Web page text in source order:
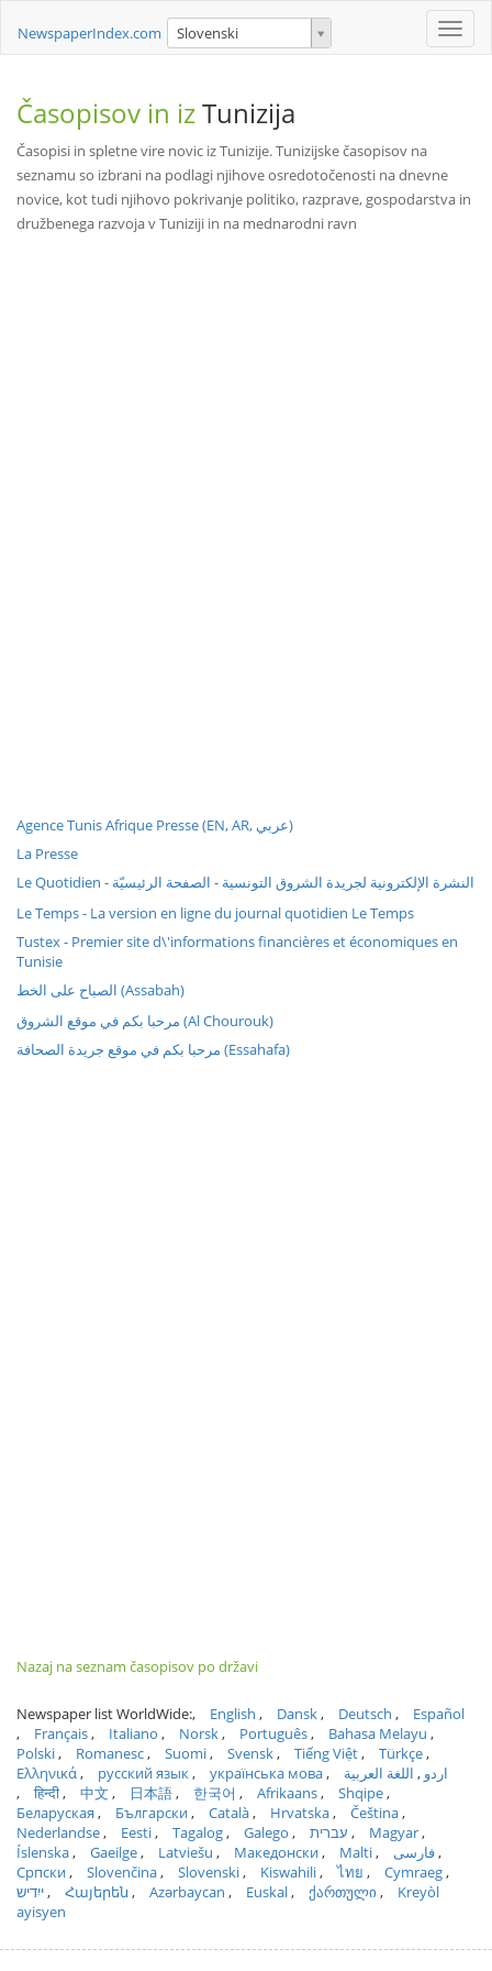
Toggle
NewspaperIndex.com Slovenski
Časopisov in izTunizija
Časopisi in spletne vire novic iz Tunizije. Tunizijske časopisov na
seznamu so izbrani na podlagi njihove osredotočenosti na dnevne
novice, kot tudi njihovo pokrivanje politiko, razprave, gospodarstva in
družbenega razvoja v Tuniziji in na mednarodni ravn
Agence Tunis Afrique Presse (EN, AR, عربي)
La Presse
Le Quotidien - النشرة الإلكترونية لجريدة الشروق التونسية - الصفحة الرئيسيّة
Le Temps - La version en ligne du journal quotidien Le Temps
Tustex - Premier site d\'informations financières et économiques en
Tunisie
الصباح على الخط (Assabah)
مرحبا بكم في موقع الشروق (Al Chourouk)
مرحبا بكم في موقع جريدة الصحافة (Essahafa)
Nazaj na seznam časopisov po državi
Newspaper list WorldWide: English Dansk Deutsch
Español
Français
Italiano Norsk Português
Bahasa Melayu
Polski
Romanesc Suomi Svensk Tiếng Việt
Türkçe
Ελληνικά
русский язык українська мова اردو
اللغة العربية
हिन्दी
中文 日本語 한국어 Afrikaans
Shqipe
Беларуская
Български Català Hrvatska
Čeština
Nederlandse
Eesti Tagalog Galego עברית
Magyar
Íslenska
Gaeilge Latviešu Македонски Malti
فارسی
Српски
Slovenčina Slovenski Kiswahili ไทย
Cymraeg
ייִדיש
Հայերեն Azərbaycan Euskal ქართული
Kreyòl
ayisyen